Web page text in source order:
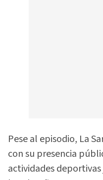
Pese al episodio, La
con su presencia
actividades